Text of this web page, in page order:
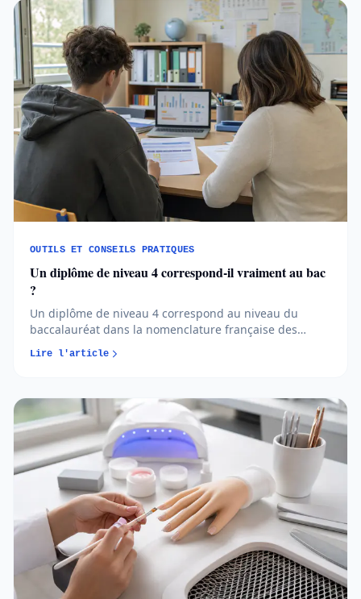
OUTILS ET CONSEILS PRATIQUES
Un diplôme de niveau 4 correspond-il vraiment au bac
?
Un diplôme de niveau 4 correspond au niveau du
baccalauréat dans la nomenclature française des
certifications professionnelles. Il peut s’agir d’un bac
général, technologique ou professionnel, mais aussi
Lire l'article